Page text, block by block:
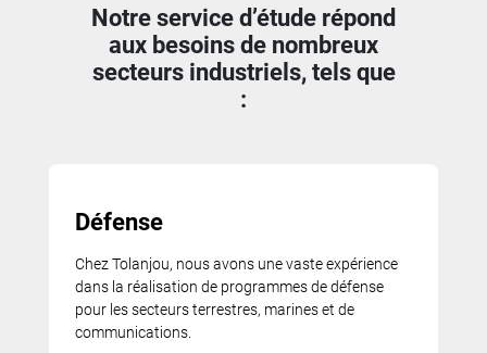
Notre service d’étude répond
aux besoins de nombreux
secteurs industriels, tels que
:
Défense
Chez Tolanjou, nous avons une vaste expérience
dans la réalisation de programmes de défense
pour les secteurs terrestres, marines et de
communications.